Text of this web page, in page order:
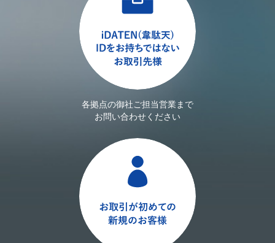
各拠点の御社ご担当営業まで
お問い合わせください